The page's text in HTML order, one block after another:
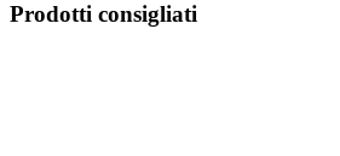
Prodotti consigliati